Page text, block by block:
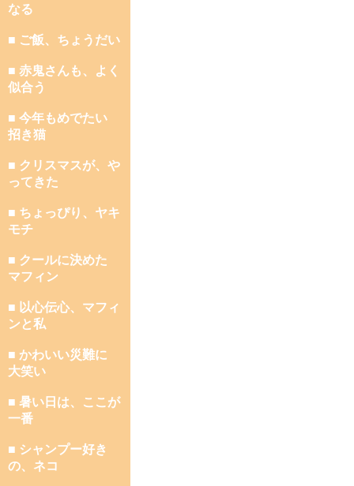
なる
■ ご飯、ちょうだい
■ 赤鬼さんも、よく
似合う
■ 今年もめでたい
招き猫
■ クリスマスが、や
ってきた
■ ちょっぴり、ヤキ
モチ
■ クールに決めた
マフィン
■ 以心伝心、マフィ
ンと私
■ かわいい災難に
大笑い
■ 暑い日は、ここが
一番
■ シャンプー好き
の、ネコ